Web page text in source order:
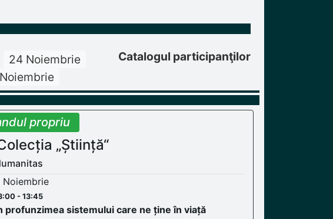
24 Noiembrie
Catalogul participanţilor
propriu
„Știință“
Noiembrie
- 13:45
profunzimea sistemului care ne ține în viață